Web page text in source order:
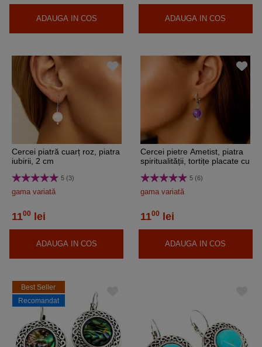
ADAUGA IN COS ADAUGA IN COS
Cercei piatră cuarț roz, piatra
iubirii, 2 cm
5 (3)
gama variată
1100 lei
ADAUGA IN COS
Cercei pietre Ametist, piatra
spiritualității, tortițe placate cu
5 (6)
gama variată
1100 lei
ADAUGA IN COS
Best Seller
Recomandat